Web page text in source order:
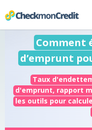
Comment
d’emprunt
Taux
d'emprunt, rapport
les outils pour